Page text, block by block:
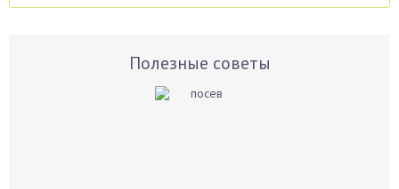
Аспарагус
Полезные советы